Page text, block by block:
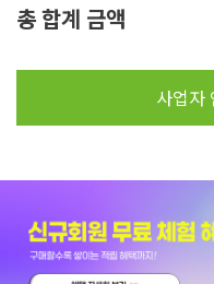
총 합계 금액
사업자